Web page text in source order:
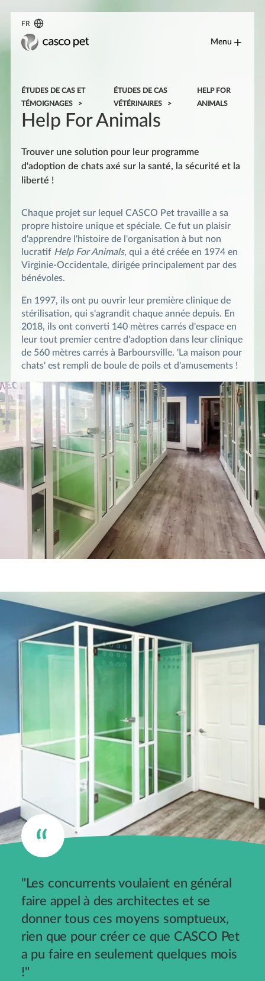
FR
Menu
ÉTUDES DE CAS ET
TÉMOIGNAGES
ÉTUDES DE CAS
VÉTÉRINAIRES
HELP FOR
ANIMALS
Help For Animals
Trouver une solution pour leur programme
d'adoption de chats axé sur la santé, la sécurité et la
liberté !
Chaque projet sur lequel CASCO Pet travaille a sa
propre histoire unique et spéciale. Ce fut un plaisir
d'apprendre l'histoire de l'organisation à but non
lucratif Help For Animals, qui a été créée en 1974 en
Virginie-Occidentale, dirigée principalement par des
bénévoles.
En 1997, ils ont pu ouvrir leur première clinique de
stérilisation, qui s'agrandit chaque année depuis. En
2018, ils ont converti 140 mètres carrés d'espace en
leur tout premier centre d'adoption dans leur clinique
de 560 mètres carrés à Barboursville. 'La maison pour
chats' est rempli de boule de poils et d'amusements !
"Les concurrents voulaient en général
faire appel à des architectes et se
donner tous ces moyens somptueux,
rien que pour créer ce que CASCO Pet
a pu faire en seulement quelques mois
!"